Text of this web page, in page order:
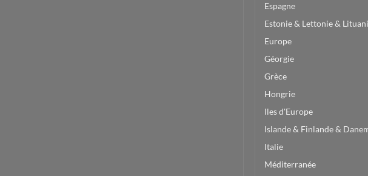
Espagne
Estonie & Lettonie &
Europe
Géorgie
Grèce
Hongrie
Iles d'Europe
Islande & Finlande &
Italie
Méditerranée